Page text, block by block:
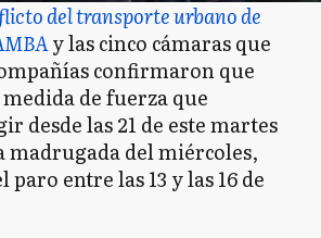
del transporte urbano de
y las cinco cámaras que
confirmaron que
de fuerza que
desde las 21 de este martes
madrugada del miércoles,
entre las 13 y las 16 de